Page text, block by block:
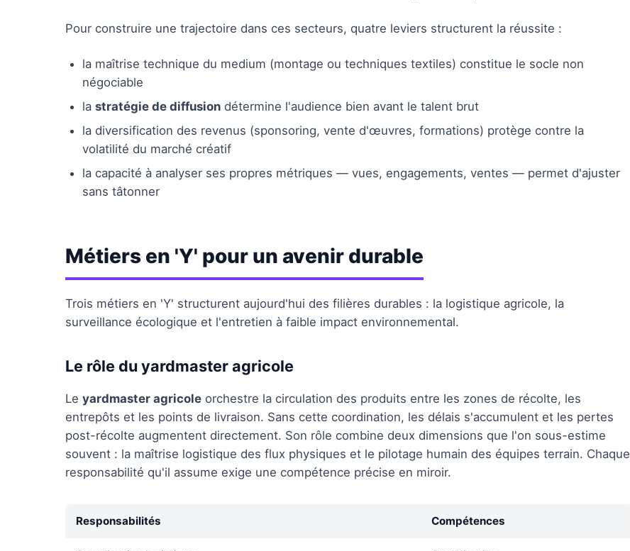
Pour construire une trajectoire dans ces secteurs, quatre leviers structurent la réussite :
la maîtrise technique du medium (montage ou techniques textiles) constitue le socle non
négociable
la stratégie de diffusion détermine l'audience bien avant le talent brut
la diversification des revenus (sponsoring, vente d'œuvres, formations) protège contre la
volatilité du marché créatif
la capacité à analyser ses propres métriques — vues, engagements, ventes — permet d'ajuster
sans tâtonner
Métiers en 'Y' pour un avenir durable
Trois métiers en 'Y' structurent aujourd'hui des filières durables : la logistique agricole, la
surveillance écologique et l'entretien à faible impact environnemental.
Le rôle du yardmaster agricole
Le yardmaster agricole orchestre la circulation des produits entre les zones de récolte, les
entrepôts et les points de livraison. Sans cette coordination, les délais s'accumulent et les pertes
post-récolte augmentent directement. Son rôle combine deux dimensions que l'on sous-estime
souvent : la maîtrise logistique des flux physiques et le pilotage humain des équipes terrain. Chaque
responsabilité qu'il assume exige une compétence précise en miroir.
Responsabilités Compétences